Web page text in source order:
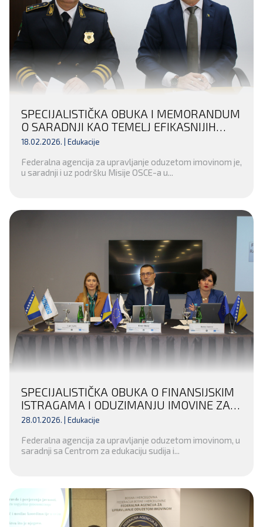
SPECIJALISTIČKA OBUKA I MEMORANDUM
O SARADNJI KAO TEMELJ EFIKASNIJIH
FINANSIJSKIH ISTRAGA U TUZLANSKOM
18.02.2026. | Edukacije
Federalna agencija za upravljanje oduzetom imovinom je,
u saradnji i uz podršku Misije OSCE-a u...
SPECIJALISTIČKA OBUKA O FINANSIJSKIM
ISTRAGAMA I ODUZIMANJU IMOVINE ZA
INSTITUCIJE UNSKO-SANSKOG KANTONA
OPĆINSKIM SUDOM U BIHAĆU
28.01.2026. | Edukacije
Federalna agencija za upravljanje oduzetom imovinom, u
saradnji sa Centrom za edukaciju sudija i...